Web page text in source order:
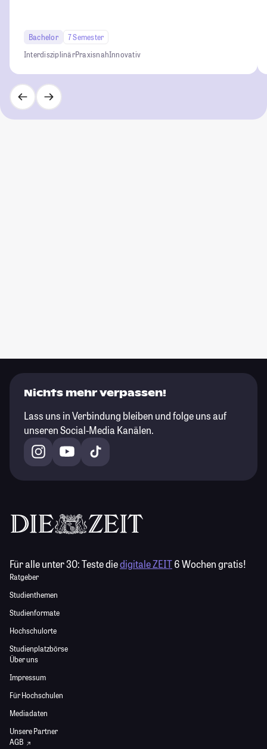
Bachelor
7 Semester
InterdisziplinärPraxisnahInnovativ
Nichts mehr verpassen!
Lass uns in Verbindung bleiben und folge uns auf
unseren Social-Media Kanälen.
Für alle unter 30:Teste diedigitale ZEIT6 Wochen gratis!
Ratgeber
Studienthemen
Studienformate
Hochschulorte
Studienplatzbörse
Über uns
Impressum
Für Hochschulen
Mediadaten
Unsere Partner
AGB